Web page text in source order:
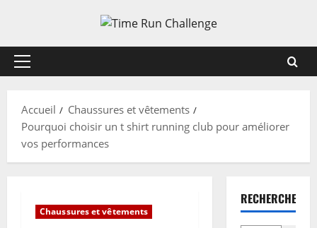
contenu
Menu
Accueil
Chaussures et vêtements
Pourquoi choisir un t shirt running club pour améliorer
vos performances
Chaussures et vêtements
RECHERCHER